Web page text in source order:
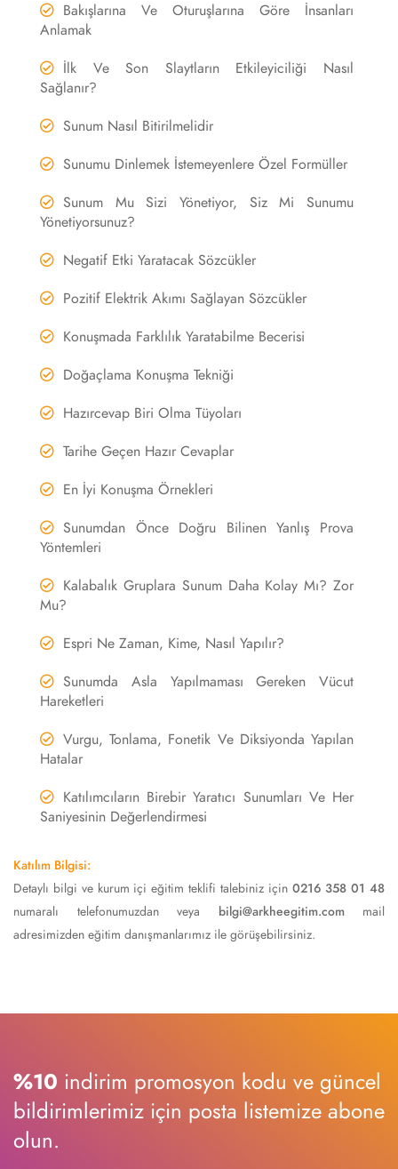
Bakışlarına Ve Oturuşlarına Göre İnsanları
Anlamak
İlk Ve Son Slaytların Etkileyiciliği Nasıl
Sağlanır?
Sunum Nasıl Bitirilmelidir
Sunumu Dinlemek İstemeyenlere Özel Formüller
Sunum Mu Sizi Yönetiyor, Siz Mi Sunumu
Yönetiyorsunuz?
Negatif Etki Yaratacak Sözcükler
Pozitif Elektrik Akımı Sağlayan Sözcükler
Konuşmada Farklılık Yaratabilme Becerisi
Doğaçlama Konuşma Tekniği
Hazırcevap Biri Olma Tüyoları
Tarihe Geçen Hazır Cevaplar
En İyi Konuşma Örnekleri
Sunumdan Önce Doğru Bilinen Yanlış Prova
Yöntemleri
Kalabalık Gruplara Sunum Daha Kolay Mı? Zor
Mu?
Espri Ne Zaman, Kime, Nasıl Yapılır?
Sunumda Asla Yapılmaması Gereken Vücut
Hareketleri
Vurgu, Tonlama, Fonetik Ve Diksiyonda Yapılan
Hatalar
Katılımcıların Birebir Yaratıcı Sunumları Ve Her
Saniyesinin Değerlendirmesi
Katılım Bilgisi:
Detaylı bilgi ve kurum içi eğitim teklifi talebiniz için 0216 358 01 48
numaralı telefonumuzdan veya bilgi@arkheegitim.commail
adresimizden eğitim danışmanlarımız ile görüşebilirsiniz.
%10 indirim promosyon kodu ve güncel
bildirimlerimiz için posta listemize abone
olun.